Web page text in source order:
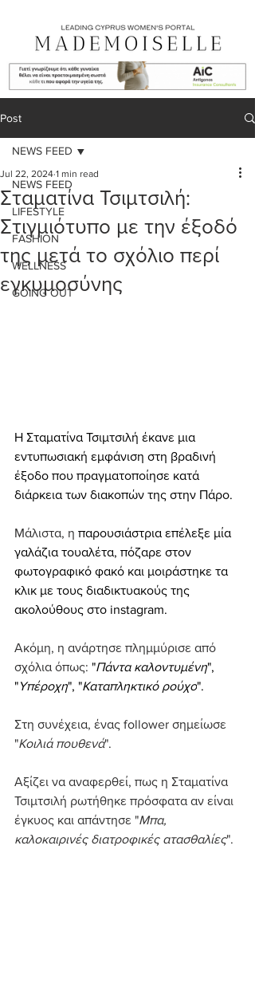
Post
NEWS FEED
LIFESTYLE
FASHION
WELLNESS
GOING OUT
NEWS FEED
Σταματίνα Τσιμτσιλή:
Στιγμιότυπο με την έξοδό
της μετά το σχόλιο περί
εγκυμοσύνης
Jul 22, 2024 1 min read
Η Σταματίνα Τσιμτσιλή έκανε μια
εντυπωσιακή εμφάνιση στη βραδινή
έξοδο που πραγματοποίησε κατά
διάρκεια των διακοπών της στην Πάρο.
Μάλιστα, η παρουσιάστρια επέλεξε μία
γαλάζια τουαλέτα, πόζαρε στον
φωτογραφικό φακό και μοιράστηκε τα
κλικ με τους διαδικτυακούς της
ακολούθους στο instagram.
Ακόμη, η ανάρτησε πλημμύρισε από
σχόλια όπως: "Πάντα καλοντυμένη",
"Υπέροχη", "Καταπληκτικό ρούχο".
Στη συνέχεια, ένας follower σημείωσε
"Κοιλιά πουθενά".
Αξίζει να αναφερθεί, πως η Σταματίνα
Τσιμτσιλή ρωτήθηκε πρόσφατα αν είναι
έγκυος και απάντησε "Μπα,
καλοκαιρινές διατροφικές ατασθαλίες".